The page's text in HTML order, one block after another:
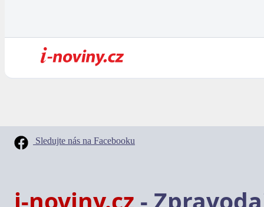
Sledujte nás na Facebooku